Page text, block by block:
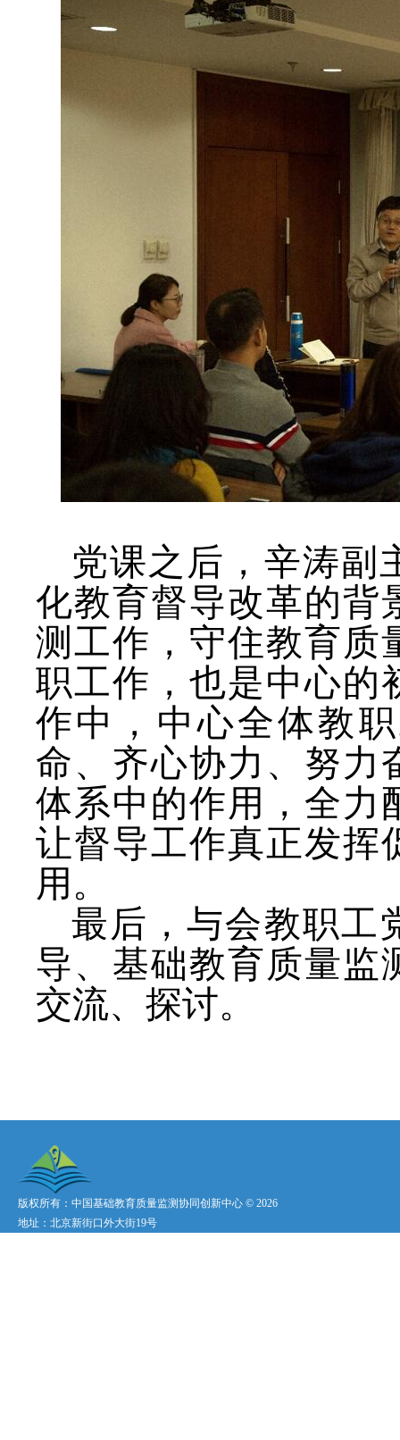
党课之后，辛涛副
化教育督导改革的背
测工作，守住教育质
职工作，也是中心的
作中，中心全体教
命、齐心协力、努力
体系中的作用，全力
让督导工作真正发挥
用。
最后，与会教职工
导、基础教育质量监
交流、探讨。
地址：北京新街口外大街19号